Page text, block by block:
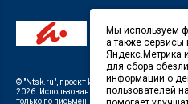
© "Ntsk.ru" , проект ИП Савин В.В. Служба
2026. Использование материалов,
только по письменному разрешению
Мы используем
а также сервисы
Яндекс.Метрика
для сбора
информации о
пользователей